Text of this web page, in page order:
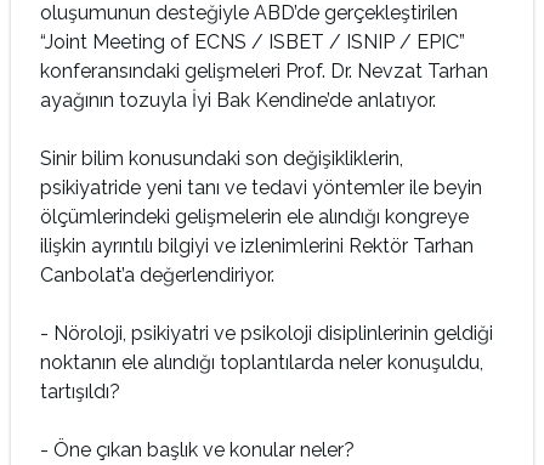
oluşumunun desteğiyle ABD’de gerçekleştirilen
“Joint Meeting of ECNS / ISBET / ISNIP / EPIC”
konferansındaki gelişmeleri Prof. Dr. Nevzat Tarhan
ayağının tozuyla İyi Bak Kendine’de anlatıyor.
Sinir bilim konusundaki son değişikliklerin,
psikiyatride yeni tanı ve tedavi yöntemler ile beyin
ölçümlerindeki gelişmelerin ele alındığı kongreye
ilişkin ayrıntılı bilgiyi ve izlenimlerini Rektör Tarhan
Canbolat’a değerlendiriyor.
- Nöroloji, psikiyatri ve psikoloji disiplinlerinin geldiği
noktanın ele alındığı toplantılarda neler konuşuldu,
tartışıldı?
- Öne çıkan başlık ve konular neler?